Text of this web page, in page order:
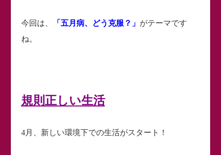
今回は、 「五月病、どう克服？」 がテーマです
ね。
規則正しい生活
4月、新しい環境下での生活がスタート！